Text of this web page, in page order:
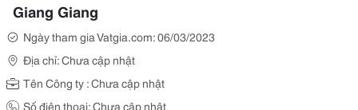
Giang Giang
Ngày tham gia Vatgia.com: 06/03/2023
Địa chỉ: Chưa cập nhật
Tên Công ty : Chưa cập nhật
Số điện thoại: Chưa cập nhật